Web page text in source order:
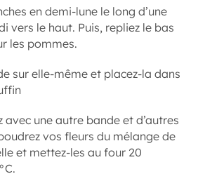
en demi-lune le long d’une
vers le haut. Puis, repliez le bas
les pommes.
sur elle-même et placez-la dans
avec une autre bande et d’autres
vos fleurs du mélange de
et mettez-les au four 20